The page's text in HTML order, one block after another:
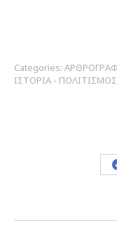
Categories:
ΙΣΤΟΡΙΑ - ΠΟΛΙΤΙΣΜΟΣ